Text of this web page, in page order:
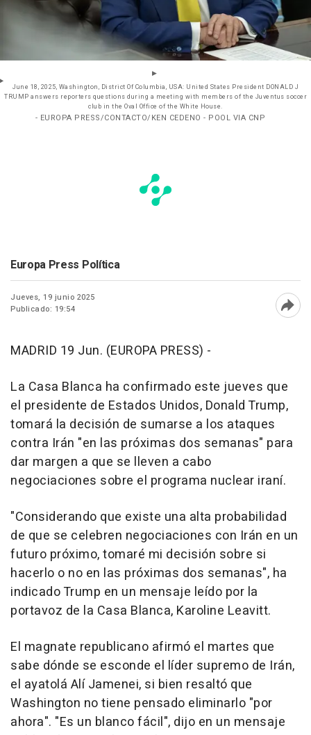
June 18, 2025, Washington, District Of Columbia, USA: United States President DONALD J
TRUMP answers reporters questions during a meeting with members of the Juventus soccer
club in the Oval Office of the White House.
- EUROPA PRESS/CONTACTO/KEN CEDENO - POOL VIA CNP
Europa Press Política
Jueves, 19 junio 2025
Publicado: 19:54
MADRID 19 Jun. (EUROPA PRESS) -
La Casa Blanca ha confirmado este jueves que
el presidente de Estados Unidos, Donald Trump,
tomará la decisión de sumarse a los ataques
contra Irán "en las próximas dos semanas" para
dar margen a que se lleven a cabo
negociaciones sobre el programa nuclear iraní.
"Considerando que existe una alta probabilidad
de que se celebren negociaciones con Irán en un
futuro próximo, tomaré mi decisión sobre si
hacerlo o no en las próximas dos semanas", ha
indicado Trump en un mensaje leído por la
portavoz de la Casa Blanca, Karoline Leavitt.
El magnate republicano afirmó el martes que
sabe dónde se esconde el líder supremo de Irán,
el ayatolá Alí Jamenei, si bien resaltó que
Washington no tiene pensado eliminarlo "por
ahora". "Es un blanco fácil", dijo en un mensaje